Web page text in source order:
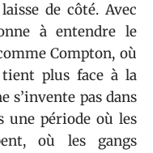
de côté. Avec
à entendre le
Compton, où
plus face à la
s’invente pas dans
une période où les
où les gangs